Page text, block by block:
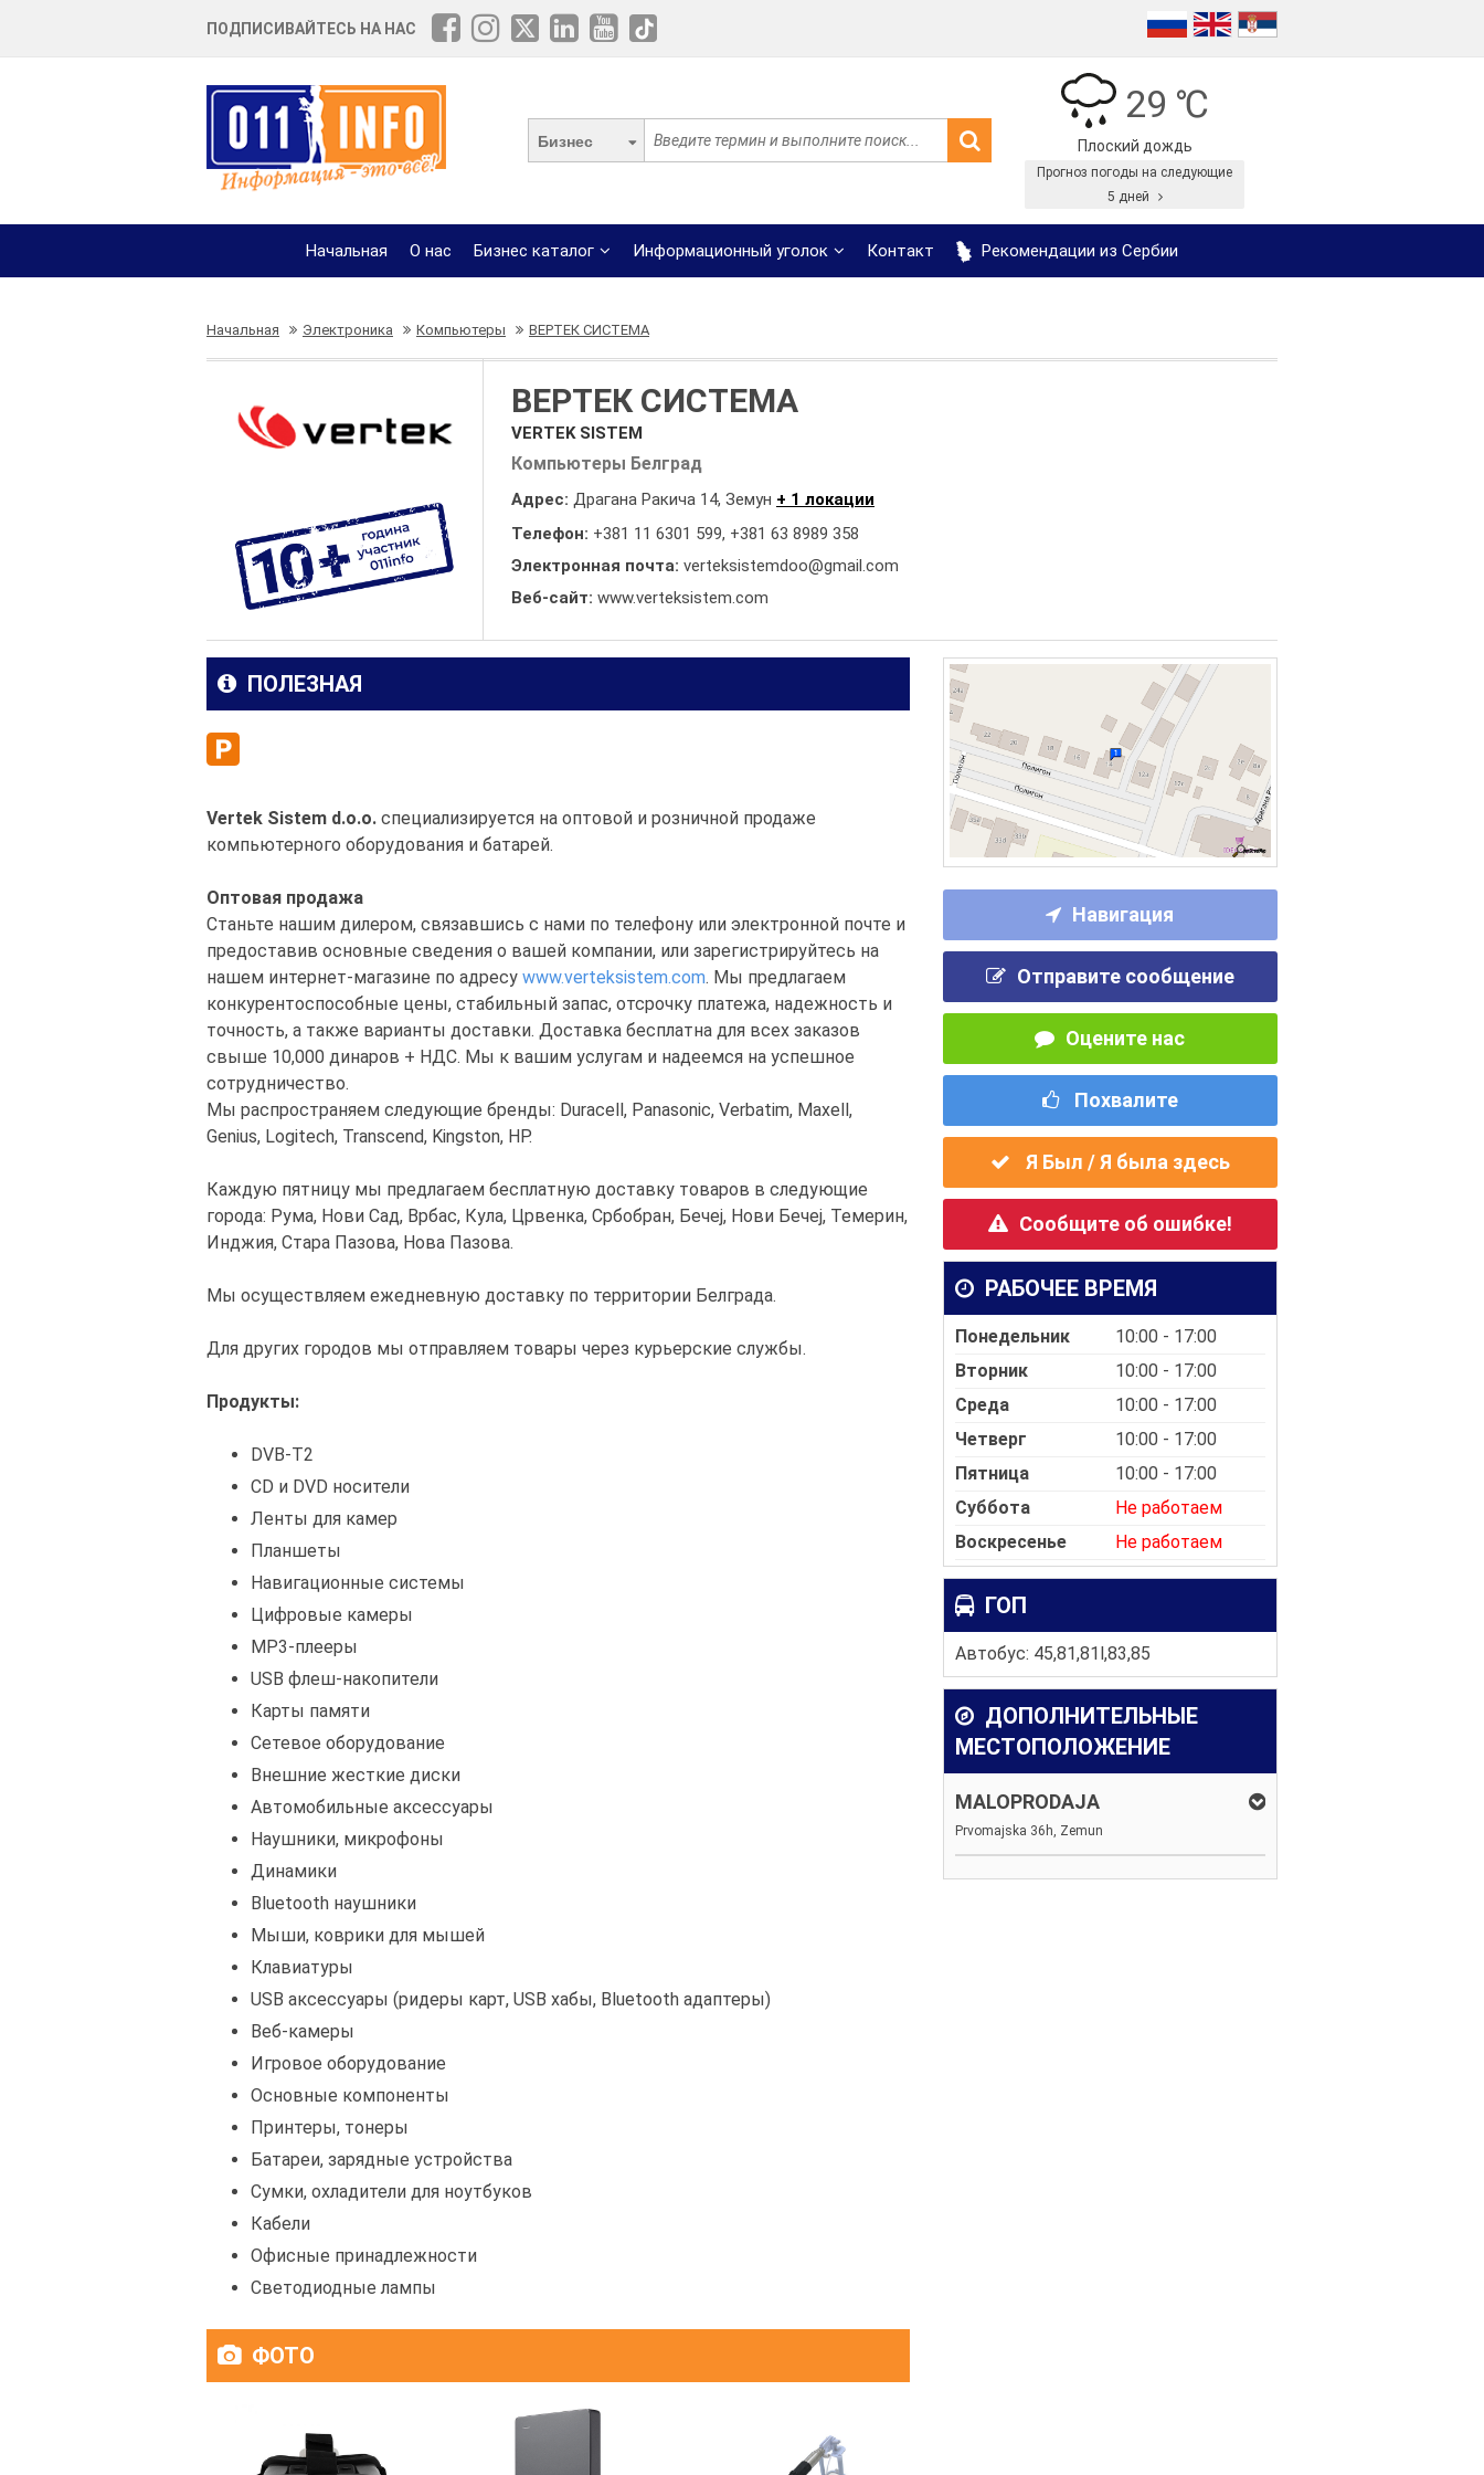
ПОДПИСИВАЙТЕСЬ НА НАС
Бизнес
29 ℃
Плоский дождь
Прогноз погоды на следующие
5 дней
Начальная О нас Бизнес каталог Информационный уголок Контакт Рекомендации из Сербии
Начальная Электроника Компьютеры ВЕРТЕК СИСТЕМА
ВЕРТЕК СИСТЕМА
VERTEK SISTEM
Компьютеры Белград
Адрес: Драгана Ракича 14, Земун + 1 локации
Телефон: +381 11 6301 599, +381 63 8989 358
Электронная почта: verteksistemdoo@gmail.com
Веб-сайт: www.verteksistem.com
Навигация
Отправите сообщение
Оцените нас
Похвалите
Я Был / Я была здесь
Сообщите об ошибке!
РАБОЧЕЕ ВРЕМЯ
Понедельник
10:00 - 17:00
Вторник
10:00 - 17:00
Среда
10:00 - 17:00
Четверг
10:00 - 17:00
Пятница
10:00 - 17:00
Суббота
Не работаем
Воскресенье
Не работаем
ГОП
Автобус: 45,81,81l,83,85
ДОПОЛНИТЕЛЬНЫЕ
МЕСТОПОЛОЖЕНИЕ
MALOPRODAJA
Prvomajska 36h, Zemun
ПОЛЕЗНАЯ
Vertek Sistem d.o.o. специализируется на оптовой и розничной продаже
компьютерного оборудования и батарей.
Оптовая продажа
Станьте нашим дилером, связавшись с нами по телефону или электронной почте и
предоставив основные сведения о вашей компании, или зарегистрируйтесь на
нашем интернет-магазине по адресу www.verteksistem.com. Мы предлагаем
конкурентоспособные цены, стабильный запас, отсрочку платежа, надежность и
точность, а также варианты доставки. Доставка бесплатна для всех заказов
свыше 10,000 динаров + НДС. Мы к вашим услугам и надеемся на успешное
сотрудничество.
Мы распространяем следующие бренды: Duracell, Panasonic, Verbatim, Maxell,
Genius, Logitech, Transcend, Kingston, HP.
Каждую пятницу мы предлагаем бесплатную доставку товаров в следующие
города: Рума, Нови Сад, Врбас, Кула, Црвенка, Србобран, Бечеј, Нови Бечеј, Темерин,
Инджия, Стара Пазова, Нова Пазова.
Мы осуществляем ежедневную доставку по территории Белграда.
Для других городов мы отправляем товары через курьерские службы.
Продукты:
DVB-T2
CD и DVD носители
Ленты для камер
Планшеты
Навигационные системы
Цифровые камеры
MP3-плееры
USB флеш-накопители
Карты памяти
Сетевое оборудование
Внешние жесткие диски
Автомобильные аксессуары
Наушники, микрофоны
Динамики
Bluetooth наушники
Мыши, коврики для мышей
Клавиатуры
USB аксессуары (ридеры карт, USB хабы, Bluetooth адаптеры)
Веб-камеры
Игровое оборудование
Основные компоненты
Принтеры, тонеры
Батареи, зарядные устройства
Сумки, охладители для ноутбуков
Кабели
Офисные принадлежности
Светодиодные лампы
ФОТО